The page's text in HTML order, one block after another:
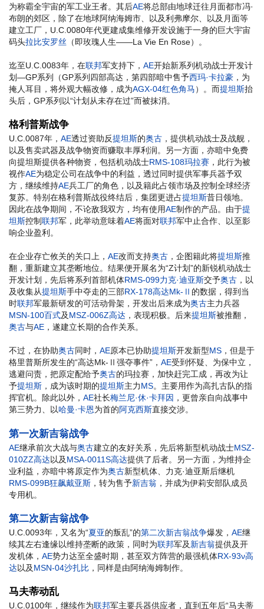
为称霸全宇宙的军工业王者。其后AE将总部由地球迁往月面都市冯·
布朗的郊区，除了在地球阿纳海姆市、以及利弗摩尔、以及月面等
建立工厂，U.C.0080年代更建成集维修开发设施于一身的巨大宇宙
码头拉比安罗丝 （即玫瑰人生——La Vie En Rose）。
迄至U.C.0083年，在联邦军支持下， AE开始新系列机动战士开发计
划—GP系列（GP系列四部高达，第四部暗中售予西玛·卡拉豪 ，为
掩人耳目，将外观大幅改修，成为AGX-04红色角马）。而提坦斯抬
头后，GP系列以“计划从未存在过”而被抹消。
格利普斯战争
U.C.0087年， AE透过资助反提坦斯的奥古 ，提供机动战士及战舰，
以及售卖武器及战争物资而赚取丰厚利润。另一方面，亦暗中免费
向提坦斯提供各种物资，包括机动战士RMS-108玛拉赛 ，此行为被
视作AE为稳定公司在战争中的利益，透过同时提供军事兵器予双
方，继续维持AE兵工厂的角色，以及籍此占领市场及控制全球经济
复苏。特别在格利普斯战役终结后，集团更进占提坦斯昔日领地。
因此在战争期间，不论敌我双方，均有使用AE制作的产品。由于提
坦斯控制联邦军，此举动意味着AE将面对联邦军中止合作、以至影
响企业盈利。
在企业存亡攸关的关口上， AE改而支持奥古 ，企图籍此将提坦斯推
翻，重新建立其垄断地位。结果便开展名为“Z计划”的新锐机动战士
开发计划，先后将系列首部机体RMS-099力克·迪亚斯交予奥古 ，以
及收集从提坦斯手中夺走的三部RX-178高达Mk-Ⅱ 的数据，得到当
时联邦军最新研发的可活动骨架，开发出后来成为奥古主力兵器
MSN-100百式及MSZ-006Z高达 ，表现积极。后来提坦斯被推翻，
奥古与AE ，遂建立长期的合作关系。
不过，在协助奥古同时， AE原本已协助提坦斯开发新型MS ，但是于
格里普斯所发生的“高达Mk-Ⅱ强夺事件”， AE受到怀疑、为保中立，
逃避问责，把原定配给予奥古的玛拉赛，加快赶完工成，再改为让
予提坦斯 ，成为该时期的提坦斯主力MS。主要用作为高扎古队的指
挥官机。除此以外， AE社长梅兰尼·休·卡拜因 ，更曾亲自向战事中
第三势力、以哈曼·卡恩为首的阿克西斯直接交涉。
第一次新吉翁战争
AE继承前次大战与奥古建立的友好关系，先后将新型机动战士MSZ-
010ZZ高达以及MSA-0011S高达提供了后者。另一方面，为维持企
业利益，亦暗中将原定作为奥古新型机体、力克·迪亚斯后继机
RMS-099B狂飙戴亚斯 ，转为售予新吉翁 ，并成为伊莉安部队成员
专用机。
第二次新吉翁战争
U.C.0093年，又名为“夏亚的叛乱”的第二次新吉翁战争爆发， AE继
续其左右逢缘以维持垄断的政策，同时为联邦军及新吉翁提供及开
发机体， AE势力达至全盛时期，甚至双方阵营的最强机体RX-93ν高
达以及MSN-04沙扎比 ，同样是由阿纳海姆制作。
马夫蒂动乱
U.C.0100年，继续作为联邦军主要兵器供应者，直到五年后“马夫蒂